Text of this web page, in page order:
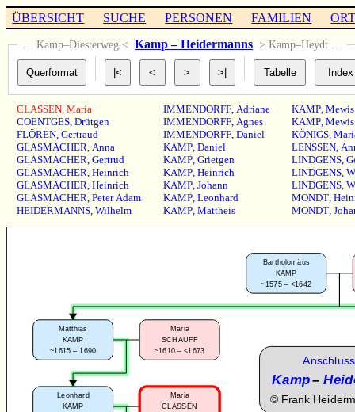
ÜBERSICHT SUCHE PERSONEN FAMILIEN
… Kamp–Diesterweg < Kamp – Heidermanns > Kamp–Heydt …
CLASSEN,Maria
COENTGES,Drütgen
FLÖREN,Gertraud
GLASMACHER,Anna
GLASMACHER,Gertrud
GLASMACHER,Heinrich
GLASMACHER,Heinrich
GLASMACHER,Peter Adam
HEIDERMANNS,Wilhelm
IMMENDORFF, Adriane
IMMENDORFF, Agnes
IMMENDORFF, Daniel
KAMP, Daniel
KAMP, Grietgen
KAMP, Heinrich
KAMP, Johann
KAMP, Leonhard
KAMP, Mattheis
KAMP, Mewis
KAMP, Mewis
KÖNIGS,
LENSSEN,
LINDGENS,
LINDGENS,
LINDGENS,
MONDT,
MONDT,
Leonhard
KAMP
Maria
CLASSEN
Matthias
KAMP
~1615 – 1690
Maria
SCHAUFF
~1610 – <1673
Bartholomäus
KAMP
~1575 – <1642
Kamp–
© Frank